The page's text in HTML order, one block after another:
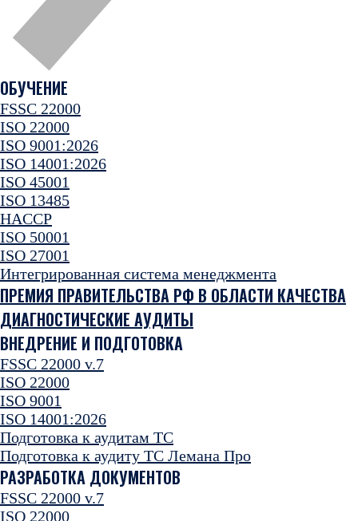
ОБУЧЕНИЕ
FSSC 22000
ISO 22000
ISO 9001:2026
ISO 14001:2026
ISO 45001
ISO 13485
HACCP
ISO 50001
ISO 27001
Интегрированная система менеджмента
ПРЕМИЯ ПРАВИТЕЛЬСТВА РФ В ОБЛАСТИ КАЧЕСТВА
ДИАГНОСТИЧЕСКИЕ АУДИТЫ
ВНЕДРЕНИЕ И ПОДГОТОВКА
FSSC 22000 v.7
ISO 22000
ISO 9001
ISO 14001:2026
Подготовка к аудитам ТС
Подготовка к аудиту ТС Лемана Про
РАЗРАБОТКА ДОКУМЕНТОВ
FSSC 22000 v.7
ISO 22000